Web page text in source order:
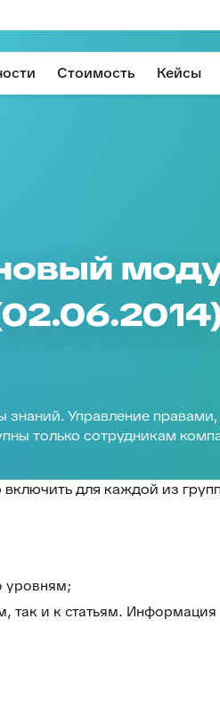
Стоимость Кейсы
Управление правами,
только сотрудникам
для каждой из
уровням;
так и к статьям.